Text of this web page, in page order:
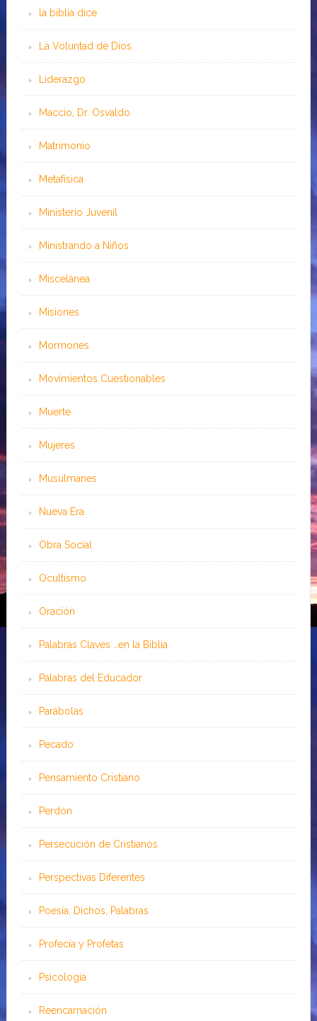
la biblia dice
La Voluntad de Dios
Liderazgo
Maccio, Dr. Osvaldo
Matrimonio
Metafísica
Ministerio Juvenil
Ministrando a Niños
Miscelánea
Misiones
Mormones
Movimientos Cuestionables
Muerte
Mujeres
Musulmanes
Nueva Era
Obra Social
Ocultismo
Oración
Palabras Claves …en la Biblia
Palabras del Educador
Parábolas
Pecado
Pensamiento Cristiano
Perdón
Persecución de Cristianos
Perspectivas Diferentes
Poesía, Dichos, Palabras
Profecía y Profetas
Psicología
Reencarnación